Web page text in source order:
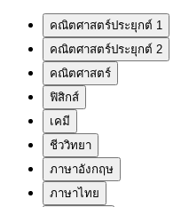
คณิตศาสตร์ประยุกต์ 1
คณิตศาสตร์ประยุกต์ 2
คณิตศาสตร์
ฟิสิกส์
เคมี
ชีววิทยา
ภาษาอังกฤษ
ภาษาไทย